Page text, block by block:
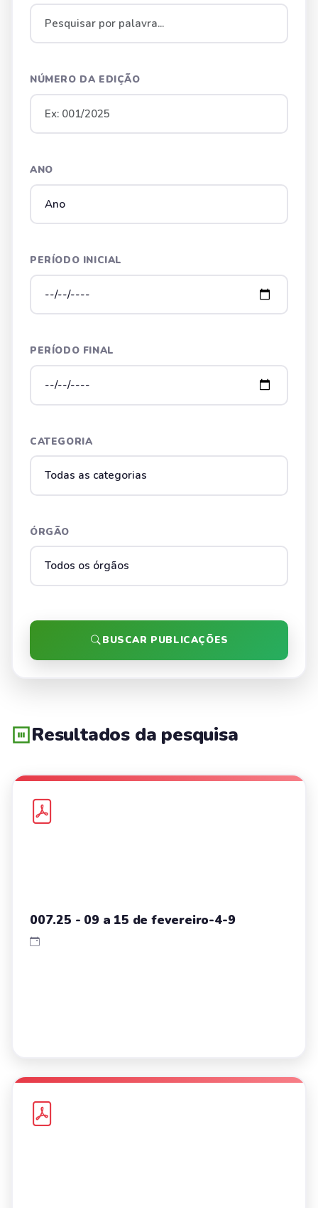
NÚMERO DA EDIÇÃO
ANO
PERÍODO INICIAL
PERÍODO FINAL
CATEGORIA
ÓRGÃO
BUSCAR PUBLICAÇÕES
Resultados da pesquisa
007.25 - 09 a 15 de fevereiro-4-9